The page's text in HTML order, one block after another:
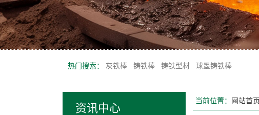
热门搜索： 灰铁棒 铸铁棒 铸铁型材 球墨铸铁棒
资讯中心
当前位置： 网站首页